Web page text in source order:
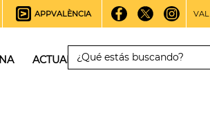
APPVALÈNCIA VAL
ACTUALIDAD